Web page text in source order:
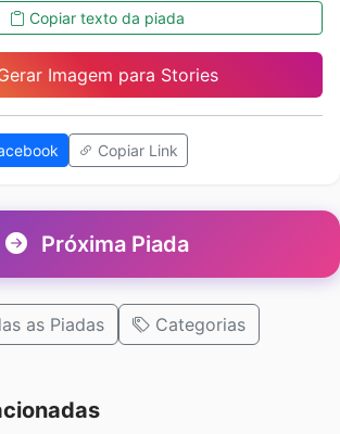
Copiar texto da piada
Imagem para Stories
Copiar Link
Próxima Piada
as Piadas Categorias